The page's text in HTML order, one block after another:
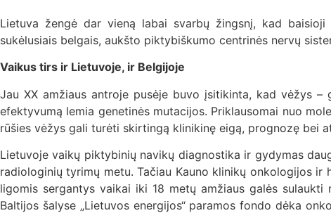
Lietuva žengė dar vieną labai svarbų žingsnį, kad
sukėlusiais belgais, aukšto piktybiškumo centrinės nervų
Vaikus tirs ir Lietuvoje, ir Belgijoje
Jau XX amžiaus antroje pusėje buvo įsitikinta, kad vėžys
efektyvumą lemia genetinės mutacijos. Priklausomai nuo
rūšies vėžys gali turėti skirtingą klinikinę eigą, prognozę bei
Lietuvoje vaikų piktybinių navikų diagnostika ir gydymas
radiologinių tyrimų metu. Tačiau Kauno klinikų onkologijos
ligomis sergantys vaikai iki 18 metų amžiaus galės
Baltijos šalyse „Lietuvos energijos“ paramos fondo dėka